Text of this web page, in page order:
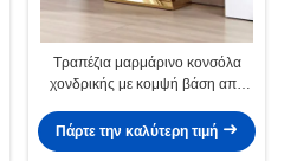
Τραπέζια μαρμάρινο κονσόλα
χονδρικής με κομψή βάση από
Πάρτε την καλύτερη τιμή